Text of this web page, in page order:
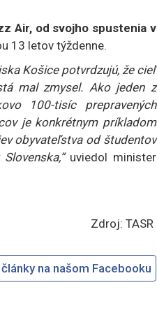
Air, od svojho spustenia v
13 letov týždenne.
Košice potvrdzujú, že cieľ
mal zmysel. Ako jeden z
100-tisíc prepravených
je konkrétnym príkladom
obyvateľstva od študentov
uviedol minister
Zdroj: TASR
na našom Facebooku